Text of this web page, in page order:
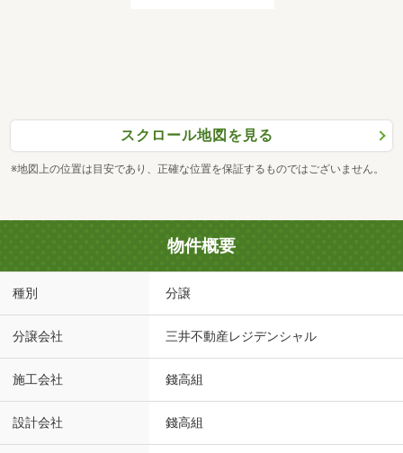
スクロール地図を見る
※地図上の位置は目安であり、正確な位置を保証するものではございません。
物件概要
種別 分譲
分譲会社 三井不動産レジデンシャル
施工会社 錢高組
設計会社 錢高組